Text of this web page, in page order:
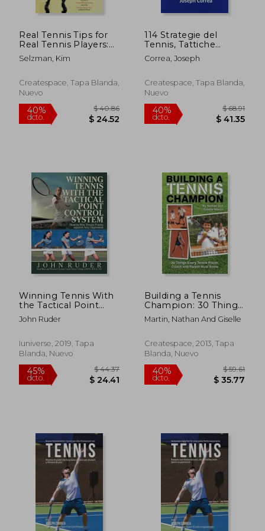
$ 17.45 $
Real Tennis Tips for
Real Tennis Players:
Simple Tips to Help
You Play Better
Inglés)
Selzman, Kim
Createspace, Tapa Blanda,
Nuevo
40%
dcto. $ 24.52
114 Strategie del
Tennis, Tattiche
Mentali, ed Esercizi:
Migliora il tuo gioco in
Correa, Joseph
Createspace, Tapa Blanda,
Nuevo
40%
dcto. $
Winning Tennis With
the Tactical Point
Control System: How
to win Tennis Points
Opponent (en Inglés)
John Ruder
Iuniverse, 2019, Tapa
Blanda, Nuevo
Building a Tennis
Champion: 30 Things
Every Tennis Player,
Coach and Parent
Inglés)
Martin, Nathan And Giselle
Createspace, 2013, Tapa
Blanda, Nuevo